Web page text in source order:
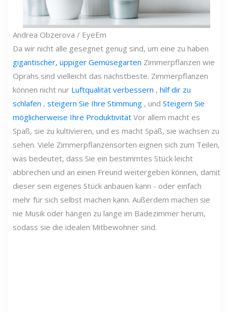
Andrea Obzerova / EyeEm
Da wir nicht alle gesegnet genug sind, um eine zu haben
gigantischer, üppiger Gemüsegarten Zimmerpflanzen wie
Oprahs sind vielleicht das nächstbeste. Zimmerpflanzen
können nicht nur Luftqualität verbessern , hilf dir zu
schlafen , steigern Sie Ihre Stimmung , und Steigern Sie
möglicherweise Ihre Produktivität Vor allem macht es
Spaß, sie zu kultivieren, und es macht Spaß, sie wachsen zu
sehen. Viele Zimmerpflanzensorten eignen sich zum Teilen,
was bedeutet, dass Sie ein bestimmtes Stück leicht
abbrechen und an einen Freund weitergeben können, damit
dieser sein eigenes Stück anbauen kann - oder einfach
mehr für sich selbst machen kann. Außerdem machen sie
nie Musik oder hängen zu lange im Badezimmer herum,
sodass sie die idealen Mitbewohner sind.